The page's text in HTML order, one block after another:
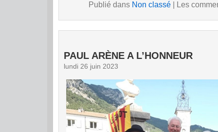
Publié dans Non classé| Les
PAUL ARÈNE A L’HONNEUR
lundi 26 juin 2023